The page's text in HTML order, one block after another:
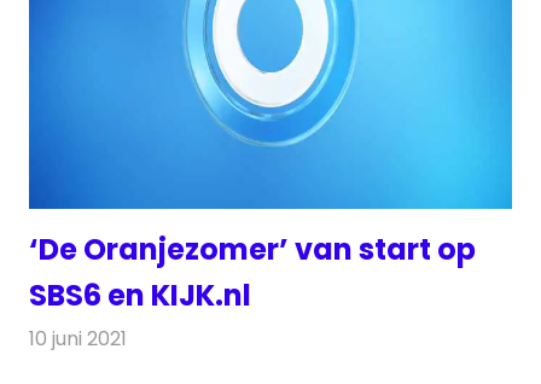
‘De Oranjezomer’ van start op
SBS6 en KIJK.nl
10 juni 2021